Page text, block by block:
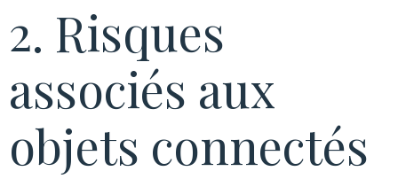
2. Risques
associés aux
objets connectés